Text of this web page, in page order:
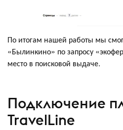
По итогам нашей работы мы
«Былинкино» по запросу
место в поисковой выдаче.
Подключение
TravelLine